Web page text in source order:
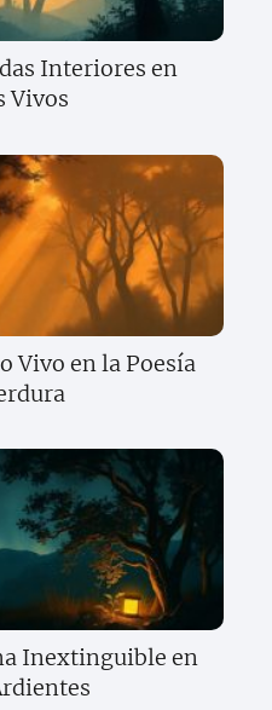
Interiores en
Vivos
Vivo en la Poesía
Inextinguible en